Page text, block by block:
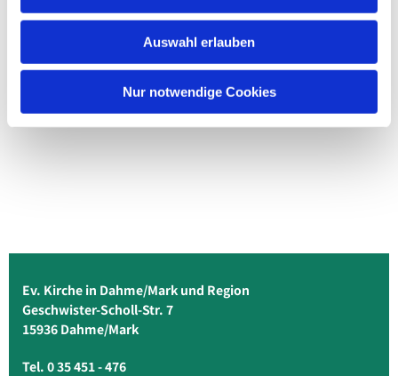
Auswahl erlauben
Nur notwendige Cookies
Ev. Kirche in Dahme/Mark und Region
Geschwister-Scholl-Str. 7
15936 Dahme/Mark
Tel. 0 35 451 - 476